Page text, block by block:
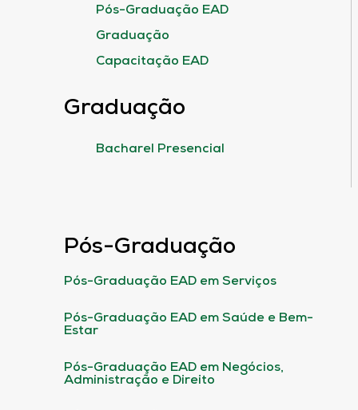
Pós-Graduação EAD
Graduação
Capacitação EAD
Graduação
Bacharel Presencial
Pós-Graduação
Pós-Graduação EAD em Serviços
Pós-Graduação EAD em Saúde e Bem-
Estar
Pós-Graduação EAD em Negócios,
Administração e Direito